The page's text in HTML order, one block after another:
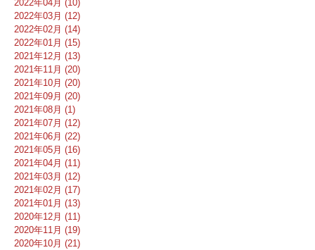
2022年04月 (10)
2022年03月 (12)
2022年02月 (14)
2022年01月 (15)
2021年12月 (13)
2021年11月 (20)
2021年10月 (20)
2021年09月 (20)
2021年08月 (1)
2021年07月 (12)
2021年06月 (22)
2021年05月 (16)
2021年04月 (11)
2021年03月 (12)
2021年02月 (17)
2021年01月 (13)
2020年12月 (11)
2020年11月 (19)
2020年10月 (21)